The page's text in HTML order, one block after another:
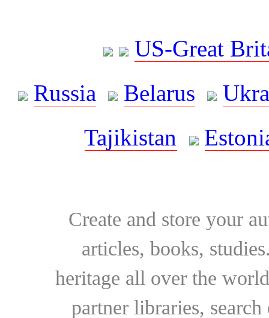
US-Great
Russia
Belarus
Tajikistan
Create and store your
articles, books,
heritage all over the
partner libraries,